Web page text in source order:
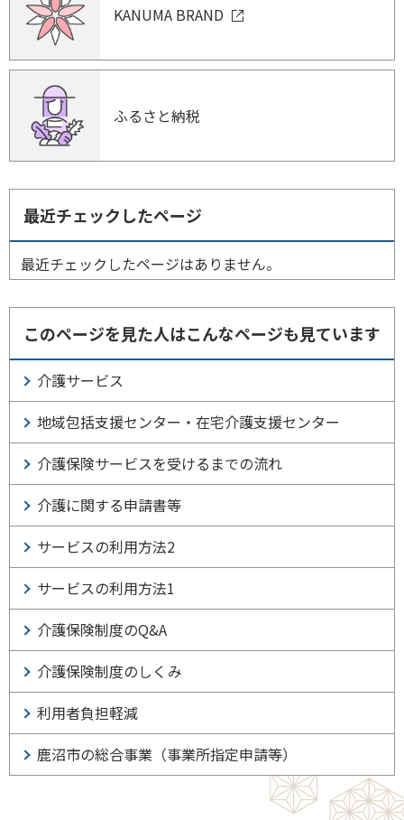
KANUMA BRAND
ふるさと納税
最近チェックしたページ
最近チェックしたページはありません。
このページを見た人はこんなページも見ています
介護サービス
地域包括支援センター・在宅介護支援センター
介護保険サービスを受けるまでの流れ
介護に関する申請書等
サービスの利用方法2
サービスの利用方法1
介護保険制度のQ&A
介護保険制度のしくみ
利用者負担軽減
鹿沼市の総合事業（事業所指定申請等）